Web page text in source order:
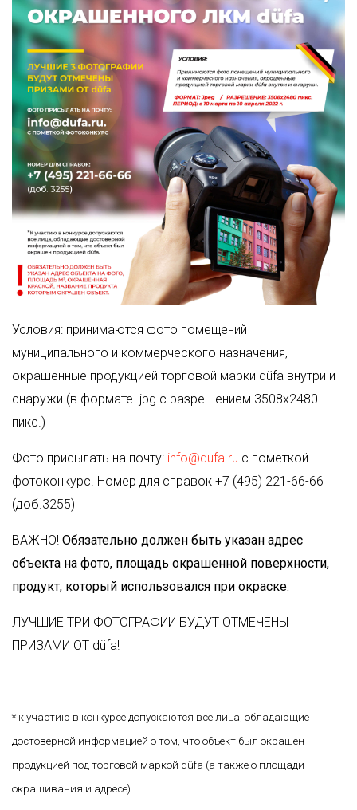
Условия: принимаются фото помещений
муниципального и коммерческого назначения,
окрашенные продукцией торговой марки düfa внутри и
снаружи (в формате .jpg с разрешением 3508х2480
пикс.)
Фото присылать на почту: info@dufa.ru с пометкой
фотоконкурс. Номер для справок +7 (495) 221-66-66
(доб.3255)
ВАЖНО! Обязательно должен быть указан адрес
объекта на фото, площадь окрашенной поверхности,
продукт, который использовался при окраске.
ЛУЧШИЕ ТРИ ФОТОГРАФИИ БУДУТ ОТМЕЧЕНЫ
ПРИЗАМИ ОТ düfa!
* к участию в конкурсе допускаются все лица, обладающие
достоверной информацией о том, что объект был окрашен
продукцией под торговой маркой düfa (а также о площади
окрашивания и адресе).